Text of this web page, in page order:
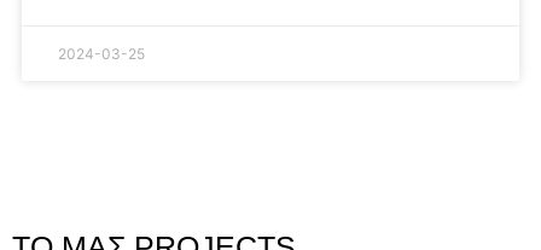
2024-03-25